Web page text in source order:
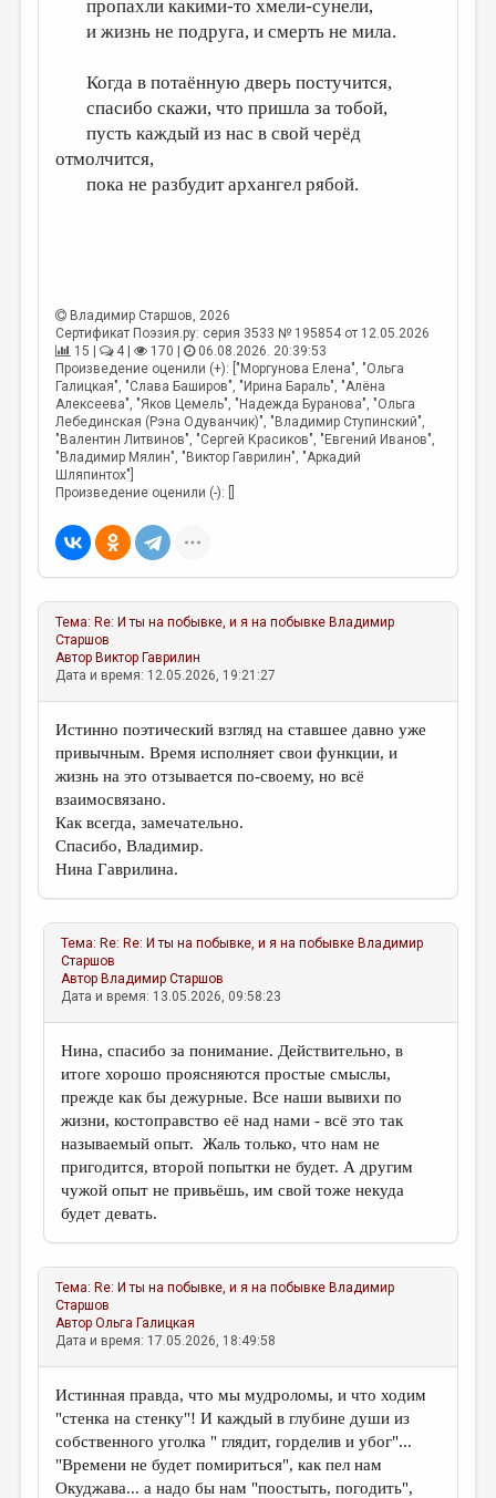
пропахли какими-то хмели-сунели,
и жизнь не подруга, и смерть не мила.
Когда в потаённую дверь постучится,
спасибо скажи, что пришла за тобой,
пусть каждый из нас в свой черёд
отмолчится,
пока не разбудит архангел рябой.
Владимир Старшов, 2026
Сертификат Поэзия.ру: серия 3533 № 195854 от 12.05.2026
15 |
4 | 170 |
06.08.2026. 20:39:53
Произведение оценили (+): ["Моргунова Елена", "Ольга
Галицкая", "Слава Баширов", "Ирина Бараль", "Алёна
Алексеева", "Яков Цемель", "Надежда Буранова", "Ольга
Лебединская (Рэна Одуванчик)", "Владимир Ступинский",
"Валентин Литвинов", "Сергей Красиков", "Евгений Иванов",
"Владимир Мялин", "Виктор Гаврилин", "Аркадий
Шляпинтох"]
Произведение оценили (-): []
Тема: Re: И ты на побывке, и я на побывке Владимир
Старшов
Автор Виктор Гаврилин
Дата и время: 12.05.2026, 19:21:27
Истинно поэтический взгляд на ставшее давно уже
привычным. Время исполняет свои функции, и
жизнь на это отзывается по-своему, но всё
взаимосвязано.
Как всегда, замечательно.
Спасибо, Владимир.
Нина Гаврилина.
Тема: Re: Re: И ты на побывке, и я на побывке Владимир
Старшов
Автор Владимир Старшов
Дата и время: 13.05.2026, 09:58:23
Нина, спасибо за понимание. Действительно, в
итоге хорошо проясняются простые смыслы,
прежде как бы дежурные. Все наши вывихи по
жизни, костоправство её над нами - всё это так
называемый опыт. Жаль только, что нам не
пригодится, второй попытки не будет. А другим
чужой опыт не привьёшь, им свой тоже некуда
будет девать.
Тема: Re: И ты на побывке, и я на побывке Владимир
Старшов
АвторОльга Галицкая
Дата и время: 17.05.2026, 18:49:58
Истинная правда, что мы мудроломы, и что ходим
"стенка на стенку"! И каждый в глубине души из
собственного уголка " глядит, горделив и убог"...
"Времени не будет помириться", как пел нам
Окуджава... а надо бы нам "поостыть, погодить",